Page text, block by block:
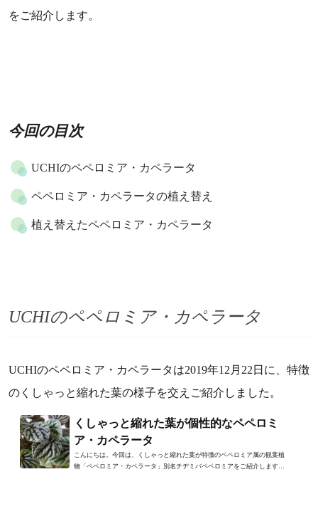
をご紹介します。
今回の目次
UCHIのペペロミア・カペラータ
ペペロミア・カペラータの植え替え
植え替えたペペロミア・カペラータ
UCHIのペペロミア・カペラータ
UCHIのペペロミア・カペラータは2019年12月22日に、特徴
のくしゃっと縮れた葉の様子を交えご紹介しました。
くしゃっと縮れた葉が個性的なペペロミ
ア・カペラータ
こんにちは。今回は、くしゃっと縮れた葉が特徴のペペロミア属の観葉植
物「ペペロミア・カペラータ」別名チヂミバペペロミアをご紹介します。